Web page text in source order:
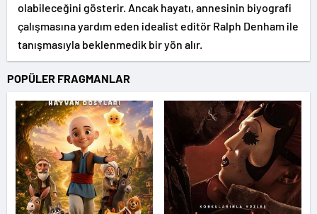
olabileceğini gösterir. Ancak hayatı, annesinin biyografi
çalışmasına yardım eden idealist editör Ralph Denham ile
tanışmasıyla beklenmedik bir yön alır.
POPÜLER FRAGMANLAR